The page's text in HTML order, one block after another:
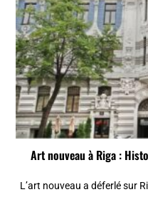
Art nouveau à Riga :
L’art nouveau a déferlé sur